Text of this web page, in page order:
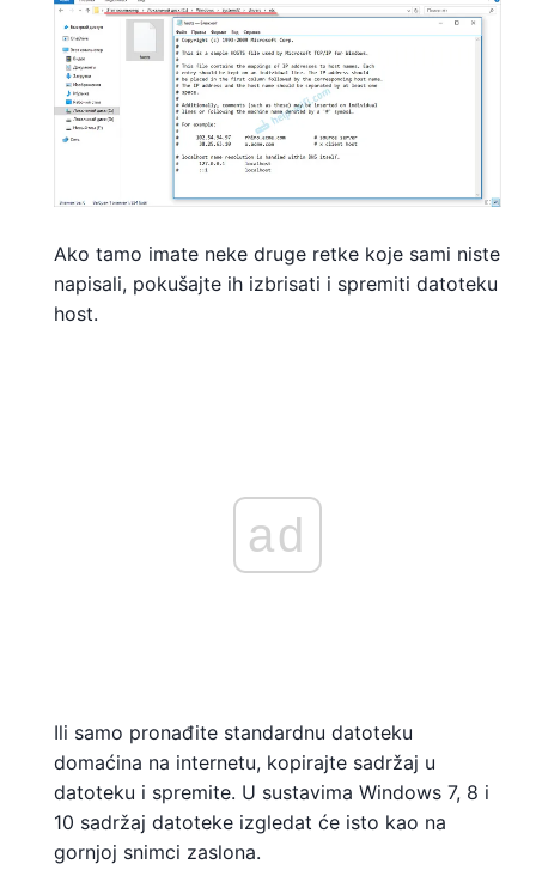
Ako tamo imate neke druge retke koje sami niste
napisali, pokušajte ih izbrisati i spremiti datoteku
host.
ad
Ili samo pronađite standardnu ​​datoteku
domaćina na internetu, kopirajte sadržaj u
datoteku i spremite. U sustavima Windows 7, 8 i
10 sadržaj datoteke izgledat će isto kao na
gornjoj snimci zaslona.